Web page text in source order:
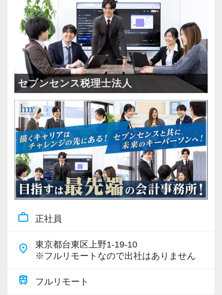
・個人～大企業まで幅広く経験可能
・税務顧問＋資産税に関与
・相続／事業承継／M&Aにも対応
＜成長中の税理士法人＞
・全国14拠点で事業展開
・従業員240名以上に拡大
・会計・税務・財務・労務まで対応
・専門家が在籍しワンストップ支援
＜学びを後押し＞
・書籍購入費／研修費は全額会社負担
・隔月で税法・実務の学習会あり
・資格取得を目指す社員が多数
＜募集の背景＞
・組織力強化に向けた採用
セブンセンス税理士法人
work_outline 正社員
place
東京都台東区上野1-19-10
※フルリモートなので出社はありません
train フルリモート